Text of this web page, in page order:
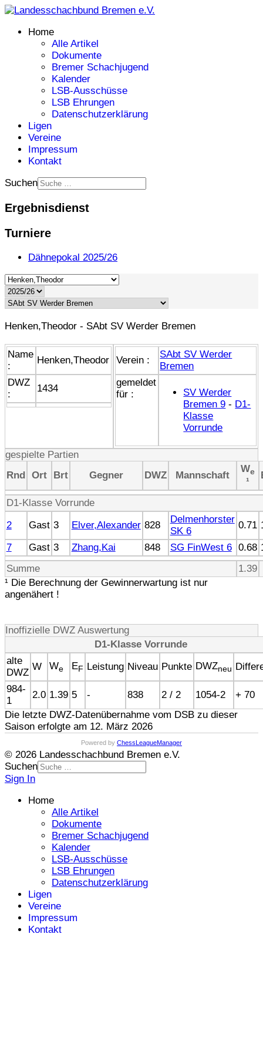
Home
Alle Artikel
Dokumente
Bremer Schachjugend
Kalender
LSB-Ausschüsse
LSB Ehrungen
Datenschutzerklärung
Ligen
Vereine
Impressum
Kontakt
Suchen
Ergebnisdienst
Turniere
Dähnepokal 2025/26
Henken,Theodor - SAbt SV Werder Bremen
Name
:
Henken,Theodor
DWZ
:
1434
Verein :
SAbt SV Werder
Bremen
gemeldet
für :
SV Werder
Bremen 9 - D1-
Klasse
Vorrunde
gespielte Partien
Rnd Ort Brt Gegner DWZ Mannschaft
We
¹
D1-Klasse Vorrunde
2
Gast 3 Elver,Alexander 828
Delmenhorster
SK 6
0.71
7
Gast 3 Zhang,Kai 848 SG FinWest 6 0.68
Summe
1.39
¹ Die Berechnung der Gewinnerwartung ist nur
angenähert !
Inoffizielle DWZ Auswertung
D1-Klasse Vorrunde
alte
DWZ
W We EF Leistung Niveau Punkte DWZneu
984-
1
2.0 1.39 5 - 838 2 / 2 1054-2
+ 70
Die letzte DWZ-Datenübernahme vom DSB zu dieser
Saison erfolgte am 12. März 2026
Powered by ChessLeagueManager
© 2026 Landesschachbund Bremen e.V.
Suchen
Sign In
Home
Alle Artikel
Dokumente
Bremer Schachjugend
Kalender
LSB-Ausschüsse
LSB Ehrungen
Datenschutzerklärung
Ligen
Vereine
Impressum
Kontakt